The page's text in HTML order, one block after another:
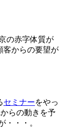
の赤字体質が
客からの要望が
セミナーをやっ
らの動きを予
・・。